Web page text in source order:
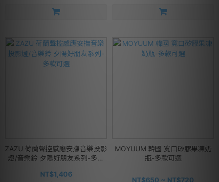
ZAZU 荷蘭聲控感應安撫音樂投影
燈/音樂鈴 夕陽好朋友系列-多款
NT$1,406
MOYUUM 韓國 寬口矽膠果凍奶
瓶-多款可選
NT$650 ~ NT$720